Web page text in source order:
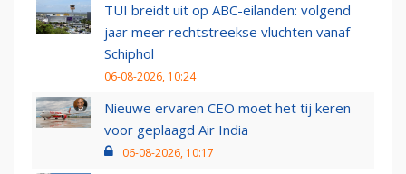
TUI breidt uit op ABC-eilanden: volgend
jaar meer rechtstreekse vluchten vanaf
Schiphol
06-08-2026, 10:24
Nieuwe ervaren CEO moet het tij keren
voor geplaagd Air India
06-08-2026, 10:17